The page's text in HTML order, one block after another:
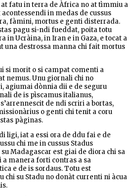
at fatu in terra de Àfrica no at tìmmiu a
in medas de cussus
fàmini, mortus e genti disterrada.
pagu si-ndi fueddat, poita totu
in Ucràina, in Iran e in Gaza, e tocat a
una destrossa manna chi fait mortus
si morit o si campat comenti a
nemus. Unu giornali chi no
agiumai dònnia dii e de seguru
de is pìscamus italianus,
de ndi scriri a bortas,
o genti chi tenit a coru
pàginas.
ligi, iat a essi ora de ddu fai e de
chi me in cussus Stadus
Madagascar est giai de diora chi sa
a manera forti contras a sa
e de is sordaus. Totu est
chi su Stadu no donàt currenti ni àcua